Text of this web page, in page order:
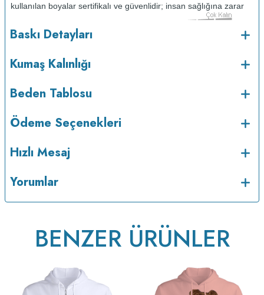
kullanılan boyalar sertifikalı ve güvenlidir; insan sağlığına zarar
vermez.
Kumaş Kalınlığı :
Bakım : Kısa programda maksimum 30
kurutulmaz.Orta ısıda ve tersten ütülenir.
Baskı Detayları
Kumaş Kalınlığı
Beden Tablosu
Ödeme Seçenekleri
Hızlı Mesaj
Yorumlar
BENZER ÜRÜNLER